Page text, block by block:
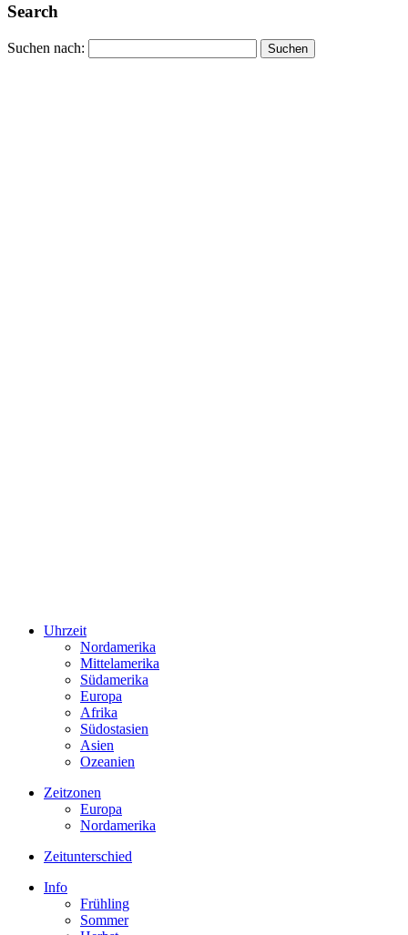
Search
Suchen nach:
Uhrzeit
Nordamerika
Mittelamerika
Südamerika
Europa
Afrika
Südostasien
Asien
Ozeanien
Zeitzonen
Europa
Nordamerika
Zeitunterschied
Info
Frühling
Sommer